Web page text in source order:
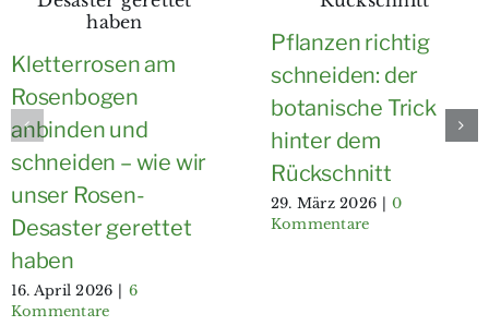
Kletterrosen am
Rosenbogen
anbinden und
schneiden – wie wir
unser Rosen-
Desaster gerettet
haben
16. April 2026 | 6
Kommentare
Pflanzen richtig
schneiden: der
botanische Trick
hinter dem
Rückschnitt
29. März 2026 | 0
Kommentare